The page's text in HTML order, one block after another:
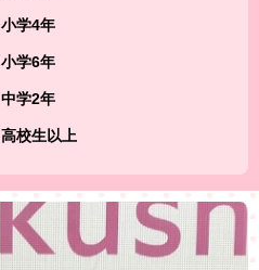
小学4年
小学6年
中学2年
高校生以上